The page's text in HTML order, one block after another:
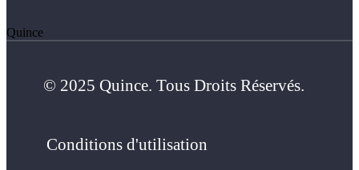
Quince
© 2025 Quince. Tous Droits Réservés.
Conditions d'utilisation